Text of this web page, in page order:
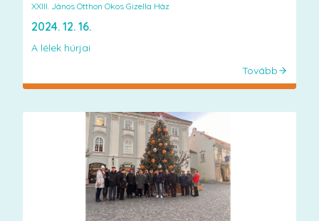
XXIII. János Otthon Okos Gizella Ház
2024. 12. 16.
A lélek húrjai
Tovább